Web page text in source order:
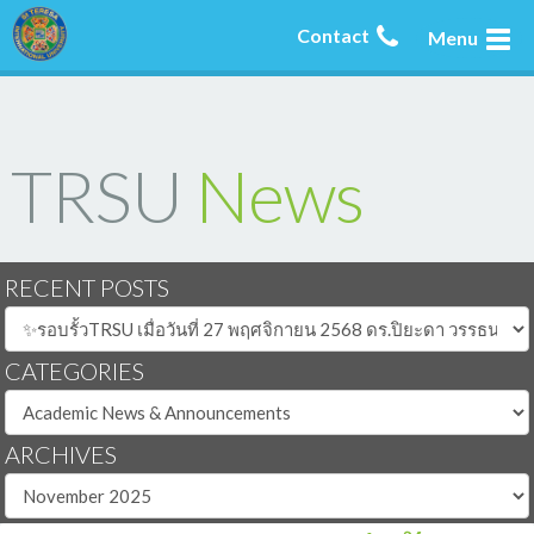
Menu
Contact
TRSU News
RECENT POSTS
CATEGORIES
ARCHIVES